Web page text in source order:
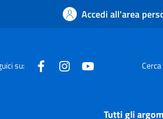
Accedi all'area
su: FacebookInstagram Cerca
Tutti gli